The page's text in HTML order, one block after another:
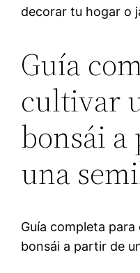
decorar tu hogar o
Guía
cultivar
bonsái
una
Guía completa
bonsái a partir de